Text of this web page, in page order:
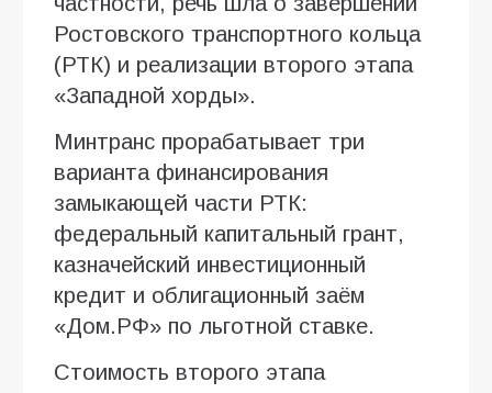
Ростовского транспортного кольца
(РТК) и реализации второго этапа
«Западной хорды».
Минтранс прорабатывает три
варианта финансирования
замыкающей части РТК:
федеральный капитальный грант,
казначейский инвестиционный
кредит и облигационный заём
«Дом.РФ» по льготной ставке.
Стоимость второго этапа